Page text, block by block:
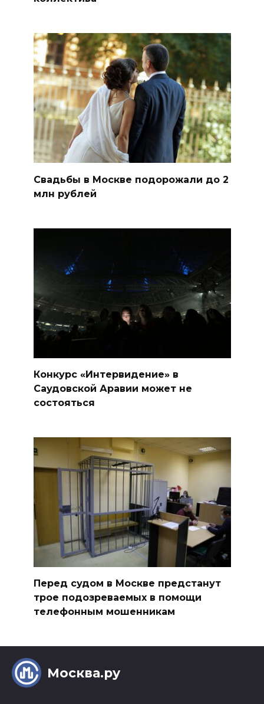
Свадьбы в Москве подорожали до 2
млн рублей
Конкурс «Интервидение» в
Саудовской Аравии может не
состояться
Перед судом в Москве предстанут
трое подозреваемых в помощи
телефонным мошенникам
Москва.ру